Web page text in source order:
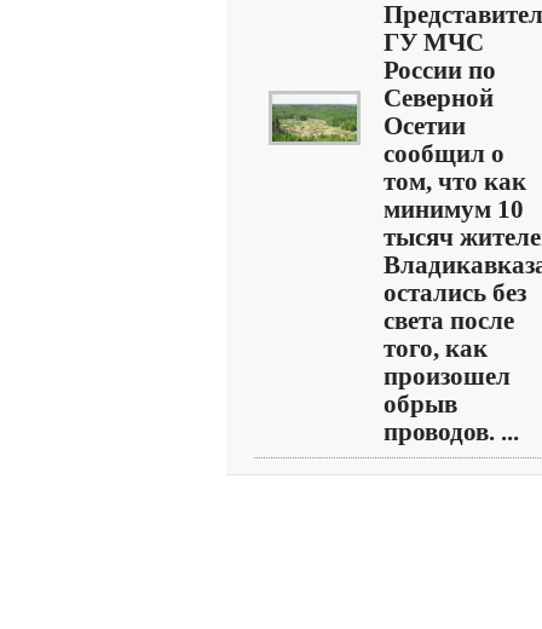
ГУ МЧС
России по
Северной
Осетии
сообщил о
том, что как
минимум 10
тысяч
остались без
света после
того, как
произошел
обрыв
проводов. ...